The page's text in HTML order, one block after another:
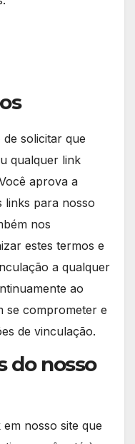
solicitar que
qualquer link
aprova a
links para nosso
nos
estes termos e
a qualquer
ao
se comprometer e
de vinculação.
do nosso
nosso site que